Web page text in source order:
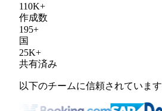
110K+
作成数
195+
国
25K+
共有済み
以下のチームに信頼されています